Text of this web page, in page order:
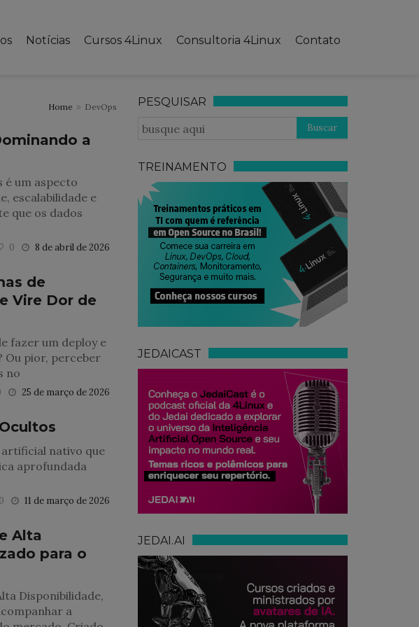
Notícias Cursos 4Linux Consultoria 4Linux Contato
Home DevOps
a
é um aspecto
escalabilidade e
que os dados
8 de abril de 2026
0
de
Vire Dor de
fazer um deploy e
Ou pior, perceber
no
25 de março de 2026
nativo que
aprofundada
11 de março de 2026
0
Alta
para o
Disponibilidade,
a
PESQUISAR
TREINAMENTO
JEDAICAST
JEDAI.AI